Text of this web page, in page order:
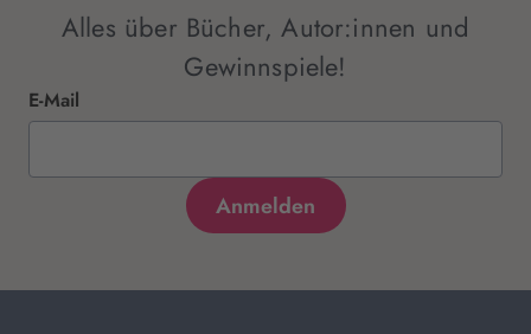
Alles über Bücher, Autor:innen und
Gewinnspiele!
E-Mail